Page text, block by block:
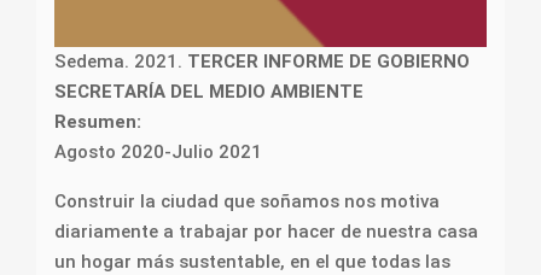
Sedema. 2021. TERCER INFORME DE GOBIERNO
SECRETARÍA DEL MEDIO AMBIENTE
Resumen:
Agosto 2020-Julio 2021
Construir la ciudad que soñamos nos motiva
diariamente a trabajar por hacer de nuestra casa
un hogar más sustentable, en el que todas las